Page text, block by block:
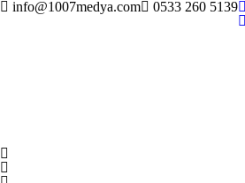
info@1007medya.com 0533 260 5139